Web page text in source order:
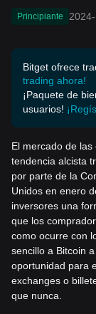
Principiante
Bitget ofrece
trading ahora!
¡Paquete de
usuarios!
El mercado de
tendencia alcista
por parte de la
Unidos en enero
inversores una
que los
como ocurre con
sencillo a Bitcoin
oportunidad para
exchanges o
que nunca.